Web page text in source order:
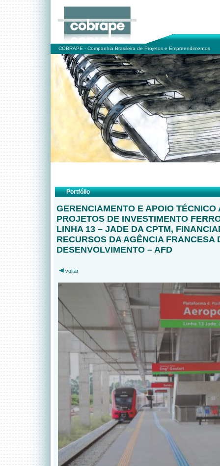
COBRAPE - Companhia Brasileira de Projetos e Empreendimentos
Portfólio
GERENCIAMENTO E APOIO TÉCNICO
PROJETOS DE INVESTIMENTO
LINHA 13 – JADE DA CPTM,
RECURSOS DA AGÊNCIA FRANCESA
DESENVOLVIMENTO – AFD
voltar